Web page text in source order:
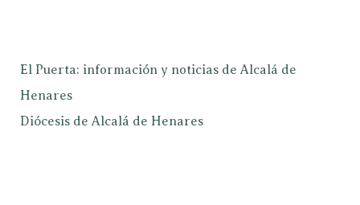
El Puerta: información y noticias de Alcalá de
Henares
Diócesis de Alcalá de Henares